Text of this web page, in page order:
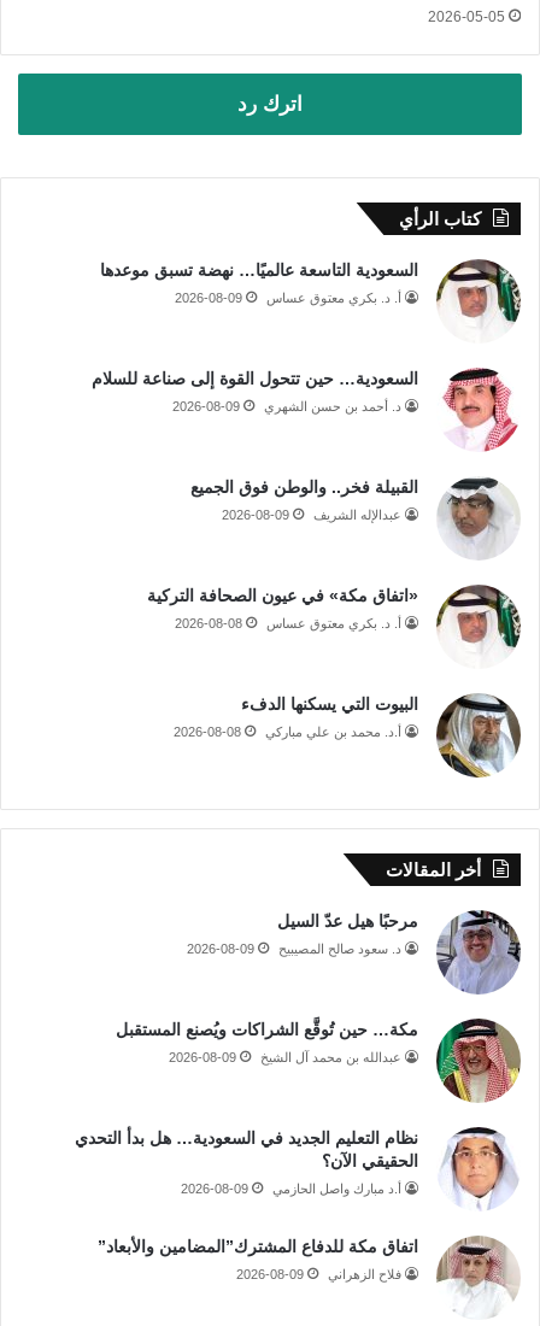
2026-05-05
اترك رد
كتاب الرأي
السعودية التاسعة عالميًا… نهضة تسبق موعدها
أ. د. بكري معتوق عساس 2026-08-09
السعودية… حين تتحول القوة إلى صناعة للسلام
د. أحمد بن حسن الشهري 2026-08-09
القبيلة فخر.. والوطن فوق الجميع
عبدالإله الشريف 2026-08-09
«اتفاق مكة» في عيون الصحافة التركية
أ. د. بكري معتوق عساس 2026-08-08
البيوت التي يسكنها الدفء
أ.د. محمد بن علي مباركي 2026-08-08
أخر المقالات
مرحبًا هيل عدّ السيل
د. سعود صالح المصيبيح 2026-08-09
مكة… حين تُوقَّع الشراكات ويُصنع المستقبل
عبدالله بن محمد آل الشيخ 2026-08-09
نظام التعليم الجديد في السعودية… هل بدأ التحدي
الحقيقي الآن؟
أ.د مبارك واصل الحازمي 2026-08-09
اتفاق مكة للدفاع المشترك”المضامين والأبعاد”
فلاح الزهراني 2026-08-09